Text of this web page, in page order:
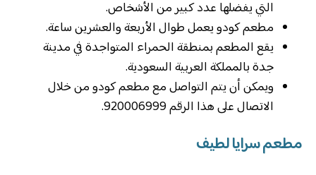
التي يفضلها عدد كبير من الأشخاص.
مطعم كودو يعمل طوال الأربعة والعشرين ساعة.
يقع المطعم بمنطقة الحمراء المتواجدة في مدينة
جدة بالمملكة العربية السعودية.
ويمكن أن يتم التواصل مع مطعم كودو من خلال
الاتصال على هذا الرقم 920006999.
مطعم سرايا لطيف